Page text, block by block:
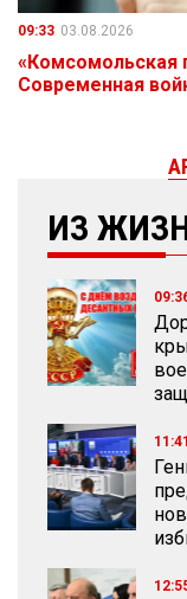
ИЗ
11:41
09:33 03.08.2026
«Комсомольская
Современная